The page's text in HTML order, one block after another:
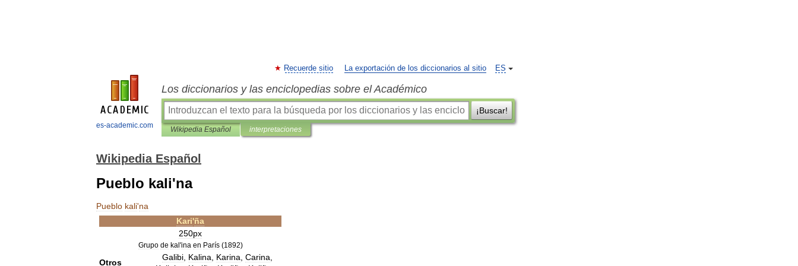
es-academic.com
ES
Recuerde sitio La exportación de los diccionarios al sitio
Los diccionarios y las enciclopedias sobre el Académico
¡Buscar!
Wikipedia Español interpretaciones
Wikipedia Español
Pueblo kali'na
Pueblo kali'na
Kari'ña
250px
Grupo de kal'ina en París(1892)
Otros
Galibi, Kalina Karina Carina